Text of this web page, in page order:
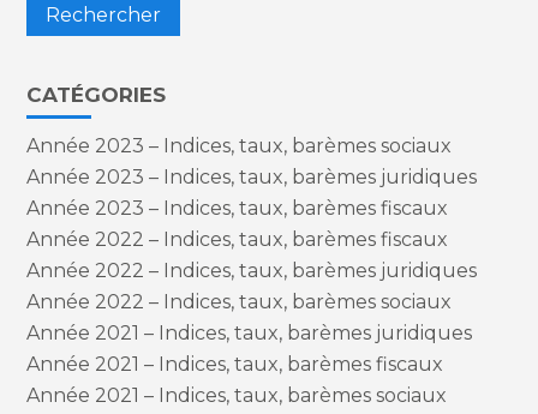
CATÉGORIES
Année 2023 – Indices, taux, barèmes sociaux
Année 2023 – Indices, taux, barèmes juridiques
Année 2023 – Indices, taux, barèmes fiscaux
Année 2022 – Indices, taux, barèmes fiscaux
Année 2022 – Indices, taux, barèmes juridiques
Année 2022 – Indices, taux, barèmes sociaux
Année 2021 – Indices, taux, barèmes juridiques
Année 2021 – Indices, taux, barèmes fiscaux
Année 2021 – Indices, taux, barèmes sociaux